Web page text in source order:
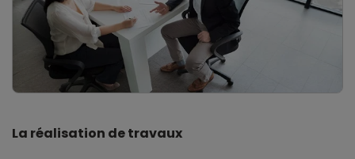
La réalisation de travaux